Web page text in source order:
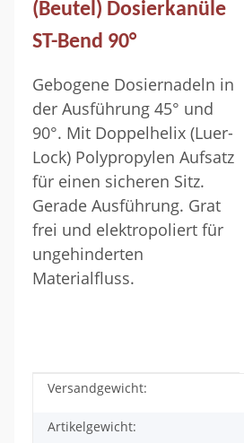
(Beutel) Dosierkanüle
ST-Bend 90°
Gebogene Dosiernadeln in
der Ausführung 45° und
90°. Mit Doppelhelix (Luer-
Lock) Polypropylen Aufsatz
für einen sicheren Sitz.
Gerade Ausführung. Grat
frei und elektropoliert für
ungehinderten
Materialfluss.
Produkteigenschaft
Wert
Versandgewicht:
Artikelgewicht: